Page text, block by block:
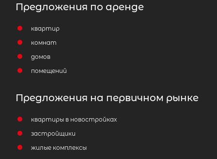
Предложения по аренде
квартир
комнат
домов
помещений
Предложения на первичном рынке
квартиры в новостройках
застройщики
жилые комплексы